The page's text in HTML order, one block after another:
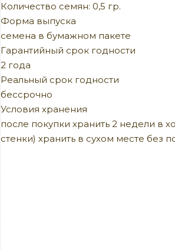
Количество семян: 0,5 гр.
Форма выпуска
семена в бумажном пакете
Гарантийный срок годности
2 года
Реальный срок годности
бессрочно
Условия хранения
после покупки хранить 2 недели в
стенки) хранить в сухом месте без